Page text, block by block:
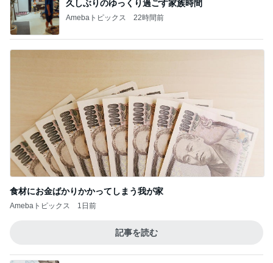
食材にお金ばかりかかってしまう我が家
Amebaトピックス 1日前
記事を読む
Amebaトピックス 14時間前